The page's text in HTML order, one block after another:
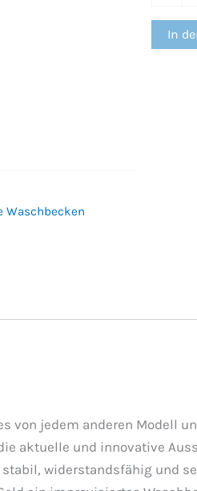
Waschbecken
In
von jedem anderen Modell
aktuelle und innovative
stabil, widerstandsfähig und